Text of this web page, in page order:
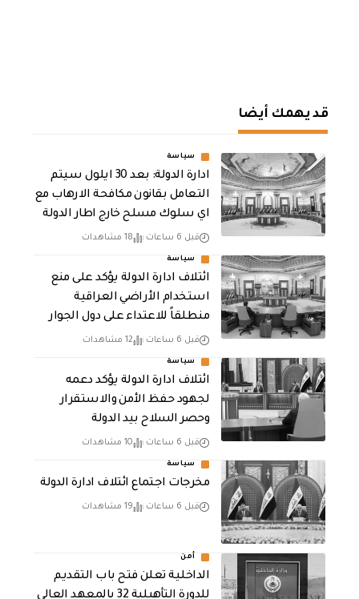
قد يهمك أيضا
سياسة
ادارة الدولة: بعد 30 ايلول سيتم
التعامل بقانون مكافحة الارهاب مع
اي سلوك مسلح خارج اطار الدولة
قبل 6 ساعات 18 مشاهدات
سياسة
ائتلاف ادارة الدولة يؤكد على منع
استخدام الأراضي العراقية
منطلقاً للاعتداء على دول الجوار
قبل 6 ساعات 12 مشاهدات
سياسة
ائتلاف ادارة الدولة يؤكد دعمه
لجهود حفظ الأمن والاستقرار
وحصر السلاح بيد الدولة
قبل 6 ساعات 10 مشاهدات
سياسة
مخرجات اجتماع ائتلاف ادارة الدولة
قبل 6 ساعات 19 مشاهدات
أمن
الداخلية تعلن فتح باب التقديم
للدورة التأهيلية 32 بالمعهد العالي